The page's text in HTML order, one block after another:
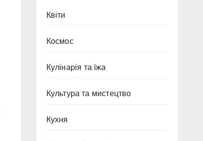
Квіти
Космос
Кулінарія та їжа
Культура та мистецтво
Кухня